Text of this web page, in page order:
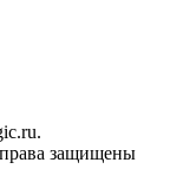
защищены